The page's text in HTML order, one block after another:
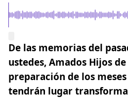
De las memorias del
ustedes, Amados Hijos de
preparación de los
tendrán lugar